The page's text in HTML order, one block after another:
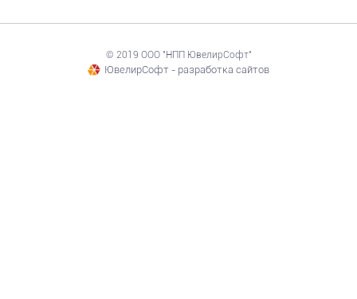
© 2019 ООО "НПП ЮвелирСофт"
ЮвелирСофт - разработка сайтов